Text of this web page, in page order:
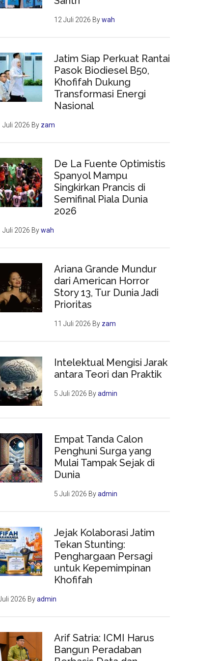
12 Juli 2026 Bywah
Jatim Siap Perkuat Rantai
Pasok Biodiesel B50,
Khofifah Dukung
Transformasi Energi
Nasional
Juli 2026 By zam
De La Fuente Optimistis
Spanyol Mampu
Singkirkan Prancis di
Semifinal Piala Dunia
2026
Juli 2026 Bywah
Ariana Grande Mundur
dari American Horror
Story 13, Tur Dunia Jadi
Prioritas
11 Juli 2026 By zam
Intelektual Mengisi Jarak
antara Teori dan Praktik
5 Juli 2026 Byadmin
Empat Tanda Calon
Penghuni Surga yang
Mulai Tampak Sejak di
Dunia
5 Juli 2026 Byadmin
Jejak Kolaborasi Jatim
Tekan Stunting:
Penghargaan Persagi
untuk Kepemimpinan
Khofifah
2026 Byadmin
Arif Satria: ICMI Harus
Bangun Peradaban